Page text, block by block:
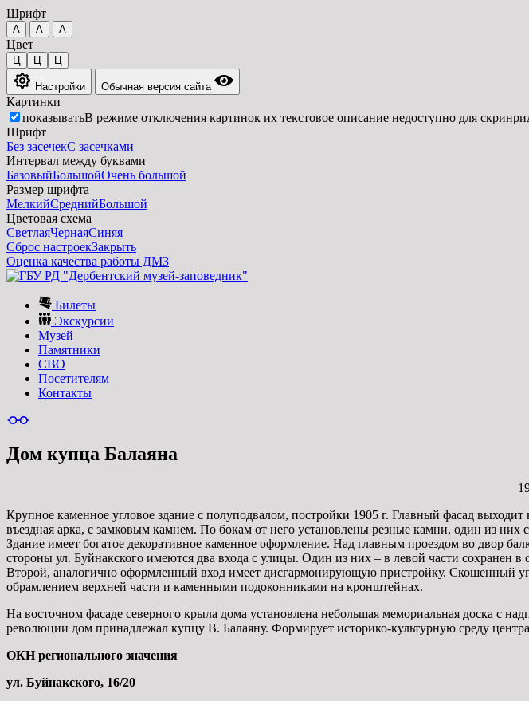
Шрифт
A A A
Цвет
Ц Ц Ц
Настройки Обычная версия сайта
Картинки
показыватьВ режиме отключения картинок их текстовое описание недоступно для
Шрифт
Без засечекС засечками
Интервал между буквами
БазовыйБольшойОчень большой
Размер шрифта
МелкийСреднийБольшой
Цветовая схема
СветлаяЧернаяСиняя
Сброс настроекЗакрыть
Оценка качества работы ДМЗ
Билеты
Экскурсии
Музей
Памятники
СВО
Посетителям
Контакты
Дом купца Балаяна
Крупное каменное угловое здание с полуподвалом, постройки 1905 г. Главный фасад
въездная арка, с замковым камнем. По бокам от него установлены резные камни, один из
Здание имеет богатое декоративное каменное оформление. Над главным проездом во двор
стороны ул. Буйнакского имеются два входа с улицы. Один из них – в левой части
Второй, аналогично оформленный вход имеет дисгармонирующую пристройку. Скошенный
обрамлением верхней части и каменными подоконниками на кронштейнах.
На восточном фасаде северного крыла дома установлена небольшая мемориальная доска с
революции дом принадлежал купцу В. Балаяну. Формирует историко-культурную среду
ОКН регионального значения
ул. Буйнакского, 16/20